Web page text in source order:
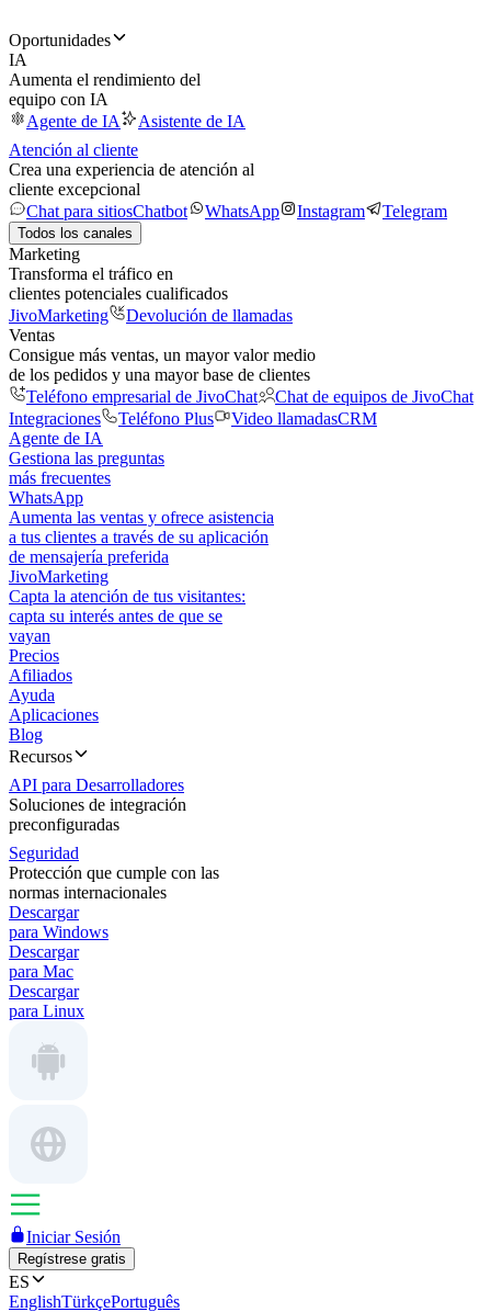
Oportunidades
IA
Aumenta el rendimiento del
equipo con IA
Agente de IA
Asistente de IA
Atención al cliente
Crea una experiencia de atención al
cliente excepcional
Chat para sitiosChatbot WhatsApp Instagram Telegram
Todos los canales
Marketing
Transforma el tráfico en
clientes potenciales cualificados
JivoMarketing
Devolución de llamadas
Ventas
Consigue más ventas, un mayor valor medio
de los pedidos y una mayor base de clientes
Teléfono empresarial de JivoChat
Chat de equipos de JivoChat
Integraciones
Teléfono Plus Video llamadasCRM
Agente de IA
Gestiona las preguntas
más frecuentes
WhatsApp
Aumenta las ventas y ofrece asistencia
a tus clientes a través de su aplicación
de mensajería preferida
JivoMarketing
Capta la atención de tus visitantes:
capta su interés antes de que se
vayan
Precios
Afiliados
Ayuda
Aplicaciones
Blog
Recursos
API para Desarrolladores
Soluciones de integración
preconfiguradas
Seguridad
Protección que cumple con las
normas internacionales
Descargar
para Windows
Descargar
para Mac
Descargar
para Linux
Iniciar Sesión
Regístrese gratis
ES
EnglishTürkçePortuguês